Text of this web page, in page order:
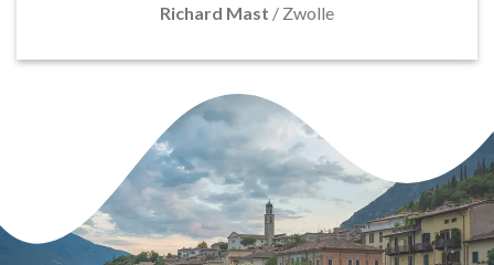
Richard Mast / Zwolle